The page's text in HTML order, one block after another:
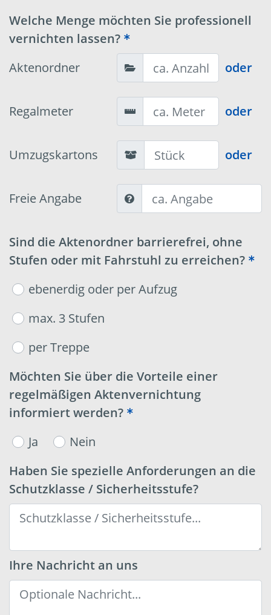
Welche Menge möchten Sie professionell
vernichten lassen?
Aktenordner
oder
Regalmeter oder
Umzugskartons oder
Freie Angabe
Sind die Aktenordner barrierefrei, ohne
Stufen oder mit Fahrstuhl zu erreichen?
ebenerdig oder per Aufzug
max. 3 Stufen
per Treppe
Möchten Sie über die Vorteile einer
regelmäßigen Aktenvernichtung
informiert werden?
Ja
Nein
Haben Sie spezielle Anforderungen an die
Schutzklasse / Sicherheitsstufe?
Ihre Nachricht an uns